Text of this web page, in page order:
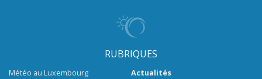
RUBRIQUES
Météo au Luxembourg
Actualités